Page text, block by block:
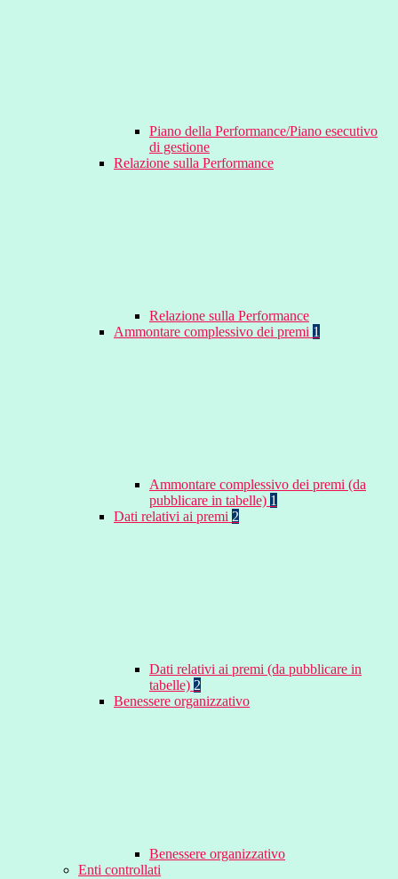
Piano della Performance/Piano esecutivo
di gestione
Relazione sulla Performance
Relazione sulla Performance
Ammontare complessivo dei premi 1
Ammontare complessivo dei premi (da
pubblicare in tabelle) 1
Dati relativi ai premi 2
Dati relativi ai premi (da pubblicare in
tabelle) 2
Benessere organizzativo
Benessere organizzativo
Enti controllati